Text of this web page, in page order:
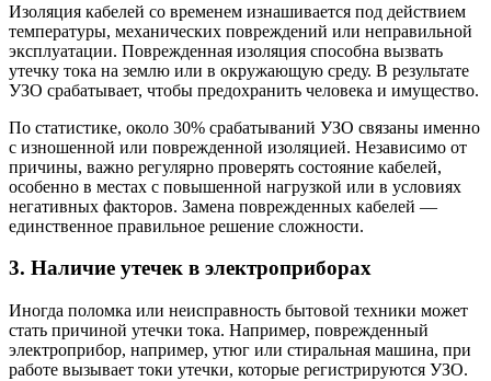
Изоляция кабелей со временем изнашивается под действием
температуры, механических повреждений или неправильной
эксплуатации. Поврежденная изоляция способна вызвать
утечку тока на землю или в окружающую среду. В результате
УЗО срабатывает, чтобы предохранить человека и имущество.
По статистике, около 30% срабатываний УЗО связаны именно
с изношенной или поврежденной изоляцией. Независимо от
причины, важно регулярно проверять состояние кабелей,
особенно в местах с повышенной нагрузкой или в условиях
негативных факторов. Замена поврежденных кабелей —
единственное правильное решение сложности.
3. Наличие утечек в электроприборах
Иногда поломка или неисправность бытовой техники может
стать причиной утечки тока. Например, поврежденный
электроприбор, например, утюг или стиральная машина, при
работе вызывает токи утечки, которые регистрируются УЗО.